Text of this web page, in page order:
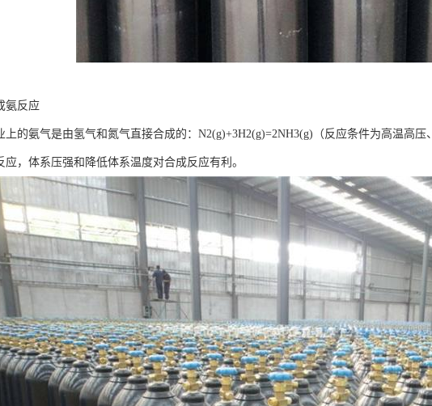
氨反应
上的氨气是由氢气和氮气直接合成的：N2(g)+3H2(g)=2NH3(g)（反应条件为高温高
应，体系压强和降低体系温度对合成反应有利。